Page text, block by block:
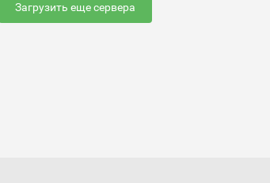
Загрузить еще сервера